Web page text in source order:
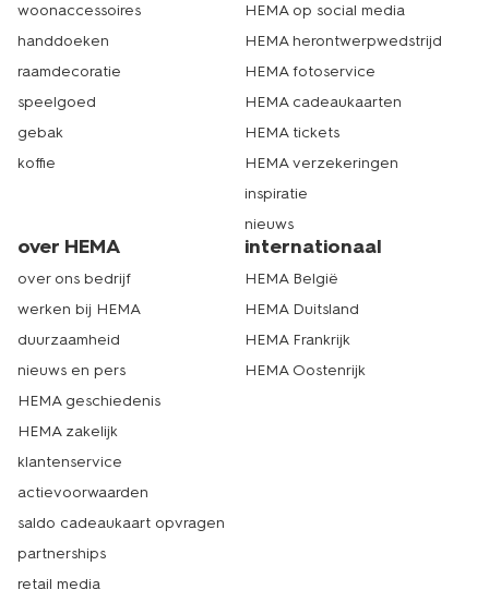
woonaccessoires
handdoeken
raamdecoratie
speelgoed
gebak
koffie
HEMA op social media
HEMA herontwerpwedstrijd
HEMA fotoservice
HEMA cadeaukaarten
HEMA tickets
HEMA verzekeringen
inspiratie
nieuws
over HEMA
over ons bedrijf
werken bij HEMA
duurzaamheid
nieuws en pers
HEMA geschiedenis
HEMA zakelijk
klantenservice
actievoorwaarden
saldo cadeaukaart opvragen
partnerships
retail media
internationaal
HEMA België
HEMA Duitsland
HEMA Frankrijk
HEMA Oostenrijk